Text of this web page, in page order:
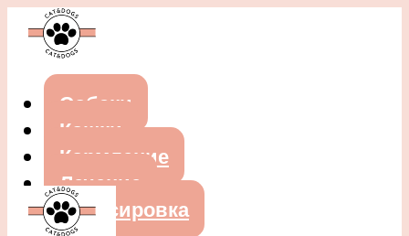
Собаки
Кошки
Кормление
Лечение
Дрессировка